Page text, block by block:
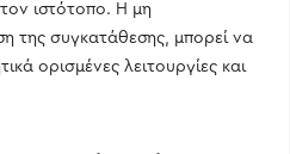
ιστότοπο. Η μη
της συγκατάθεσης, μπορεί να
ορισμένες λειτουργίες και